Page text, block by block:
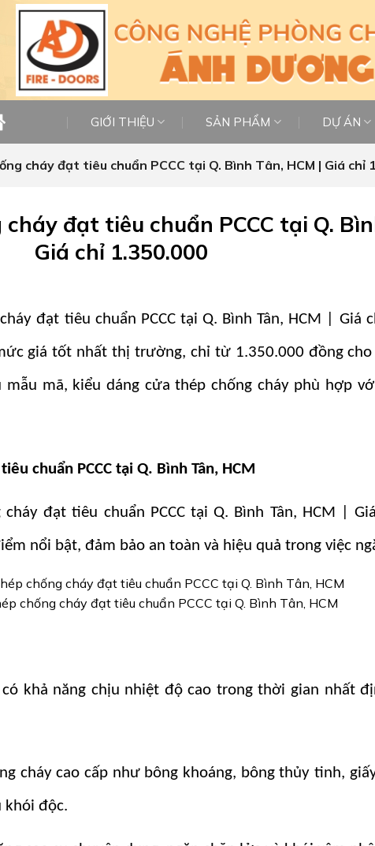
GIỚI THIỆU SẢN PHẨM DỰ ÁN
cháy đạt tiêu chuẩn PCCC tại Q. Bình Tân, HCM | Giá chỉ
đạt tiêu chuẩn PCCC tại Q.
Giá chỉ 1.350.000
đạt tiêu chuẩn PCCC tại Q. Bình Tân, HCM | Giá
giá tốt nhất thị trường, chỉ từ 1.350.000 đồng
mẫu mã, kiểu dáng cửa thép chống cháy phù hợp
chuẩn PCCC tại Q. Bình Tân, HCM
đạt tiêu chuẩn PCCC tại Q. Bình Tân, HCM |
nổi bật, đảm bảo an toàn và hiệu quả trong việc
chống cháy đạt tiêu chuẩn PCCC tại Q. Bình Tân, HCM
khả năng chịu nhiệt độ cao trong thời gian nhất
cháy cao cấp như bông khoáng, bông thủy tinh,
khói độc.